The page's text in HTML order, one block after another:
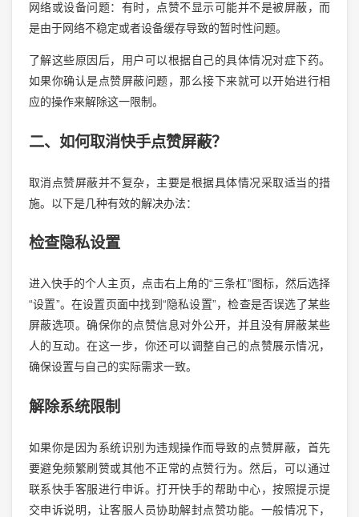
网络或设备问题：有时，点赞不显示可能并不是被屏蔽，而
是由于网络不稳定或者设备缓存导致的暂时性问题。
了解这些原因后，用户可以根据自己的具体情况对症下药。
如果你确认是点赞屏蔽问题，那么接下来就可以开始进行相
应的操作来解除这一限制。
二、如何取消快手点赞屏蔽？
取消点赞屏蔽并不复杂，主要是根据具体情况采取适当的措
施。以下是几种有效的解决办法：
检查隐私设置
进入快手的个人主页，点击右上角的“三条杠”图标，然后选择
“设置”。在设置页面中找到“隐私设置”，检查是否误选了某些
屏蔽选项。确保你的点赞信息对外公开，并且没有屏蔽某些
人的互动。在这一步，你还可以调整自己的点赞展示情况，
确保设置与自己的实际需求一致。
解除系统限制
如果你是因为系统识别为违规操作而导致的点赞屏蔽，首先
要避免频繁刷赞或其他不正常的点赞行为。然后，可以通过
联系快手客服进行申诉。打开快手的帮助中心，按照提示提
交申诉说明，让客服人员协助解封点赞功能。一般情况下，